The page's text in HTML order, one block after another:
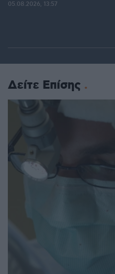
05.08.2026, 13:57
Δείτε Επίσης